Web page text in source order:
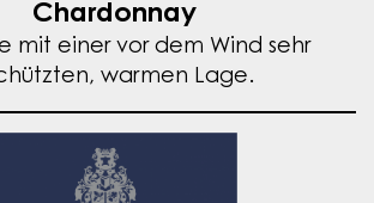
Chardonnay
mit einer vor dem Wind sehr
warmen Lage.